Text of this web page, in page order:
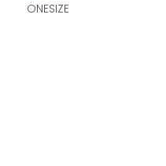
ONESIZE